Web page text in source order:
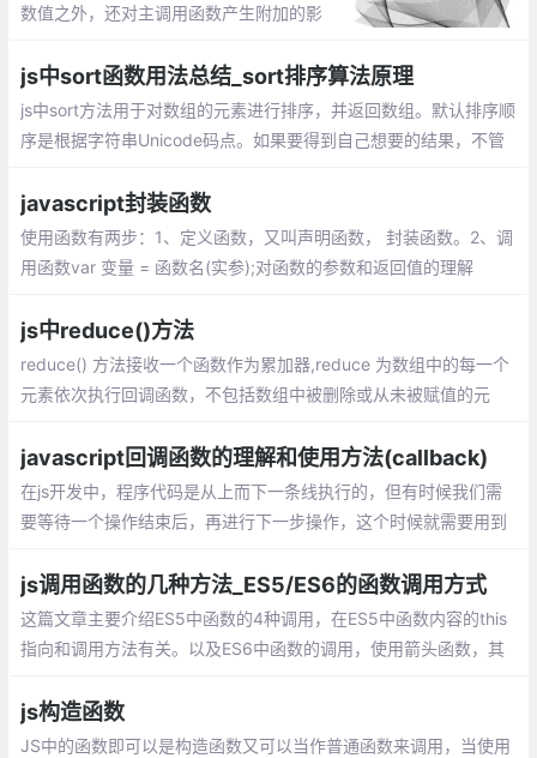
数值之外，还对主调用函数产生附加的影
值，而且还做了其他的事情
js中sort函数用法总结_sort排序算法原理
js中sort方法用于对数组的元素进行排序，并返回数组。默认排序顺
序是根据字符串Unicode码点。如果要得到自己想要的结果，不管
小，然后返回一个用于说明这两个值的相对顺序的数字
javascript封装函数
使用函数有两步：1、定义函数，又叫声明函数， 封装函数。2、调
用函数var 变量 = 函数名(实参);对函数的参数和返回值的理解
js中reduce()方法
reduce() 方法接收一个函数作为累加器,reduce 为数组中的每一个
元素依次执行回调函数，不包括数组中被删除或从未被赋值的元
值，当前索引，原数组。
javascript回调函数的理解和使用方法(callback)
在js开发中，程序代码是从上而下一条线执行的，但有时候我们需
要等待一个操作结束后，再进行下一步操作，这个时候就需要用到
()构造函数创建的Function对象。
js调用函数的几种方法_ES5/ES6的函数调用方式
这篇文章主要介绍ES5中函数的4种调用，在ES5中函数内容的this
指向和调用方法有关。以及ES6中函数的调用，使用箭头函数，其
js构造函数
JS中的函数即可以是构造函数又可以当作普通函数来调用，当使用